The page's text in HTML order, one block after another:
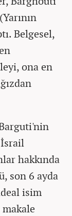
Belgesel,
ona en
hakkında
son 6 ayda
isim